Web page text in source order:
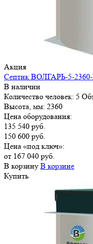
Акция
Септик ВОЛГАРЬ-5-
В наличии
Количество человек: 5
Высота, мм: 2360
Цена оборудования:
135 540 руб.
150 600 руб.
Цена «под ключ»:
от 167 040 руб.
В корзину В корзине
Купить